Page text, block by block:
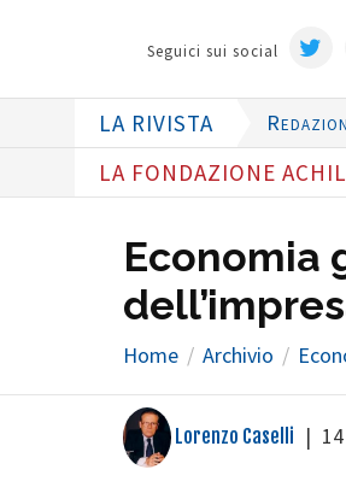
Seguici sui social
LA RIVISTA
LA FONDAZIONE
Economia
Home Archivio
Lorenzo Caselli |